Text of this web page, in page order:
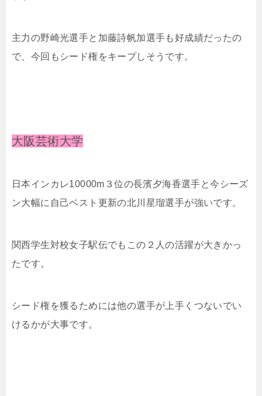
主力の野崎光選手と加藤詩帆加選手も好成績だったの
で、今回もシード権をキープしそうです。
大阪芸術大学
日本インカレ10000m３位の長濱夕海香選手と今シーズ
ン大幅に自己ベスト更新の北川星瑠選手が強いです。
関西学生対校女子駅伝でもこの２人の活躍が大きかっ
たです。
シード権を獲るためには他の選手が上手くつないでい
けるかが大事です。